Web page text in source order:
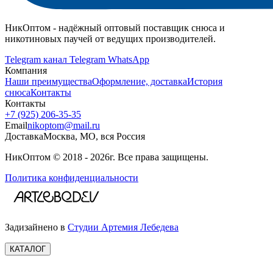
НикОптом - надёжный оптовый поставщик снюса и
никотиновых паучей от ведущих производителей.
Telegram канал Telegram WhatsApp
Компания
Наши преимуществаОформление, доставкаИстория
снюсаКонтакты
Контакты
+7 (925) 206‑35‑35
Emailnikoptom@mail.ru
ДоставкаМосква, МО, вся Россия
НикОптом © 2018 - 2026г. Все права защищены.
Политика конфиденциальности
Задизайнено в Студии Артемия Лебедева
КАТАЛОГ